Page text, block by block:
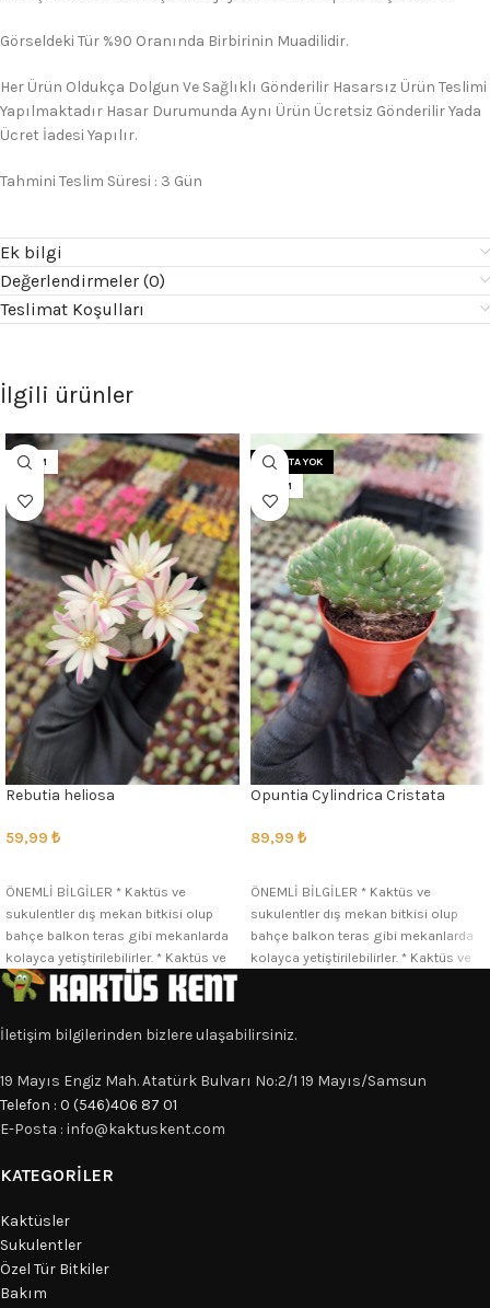
Görseldeki Tür %90 Oranında Birbirinin Muadilidir.
Her Ürün Oldukça Dolgun Ve Sağlıklı Gönderilir Hasarsız Ürün Teslimi
Yapılmaktadır Hasar Durumunda Aynı Ürün Ücretsiz Gönderilir Yada
Ücret İadesi Yapılır.
Tahmini Teslim Süresi : 3 Gün
Ek bilgi
Değerlendirmeler (0)
Teslimat Koşulları
İlgili ürünler
5.5CM
Rebutia heliosa
59,99 ₺
ÖNEMLİ BİLGİLER * Kaktüs ve
sukulentler dış mekan bitkisi olup
bahçe balkon teras gibi mekanlarda
kolayca yetiştirilebilirler. * Kaktüs ve
STOKTA YOK
5.5CM
Opuntia Cylindrica Cristata
89,99 ₺
ÖNEMLİ BİLGİLER * Kaktüs ve
sukulentler dış mekan bitkisi olup
bahçe balkon teras gibi mekanlarda
kolayca yetiştirilebilirler. * Kaktüs ve
İletişim bilgilerinden bizlere ulaşabilirsiniz.
19 Mayıs Engiz Mah. Atatürk Bulvarı No:2/1 19 Mayıs/Samsun
Telefon : 0 (546)406 87 01
E-Posta : info@kaktuskent.com
KATEGORILER
Kaktüsler
Sukulentler
Özel Tür Bitkiler
Bakım